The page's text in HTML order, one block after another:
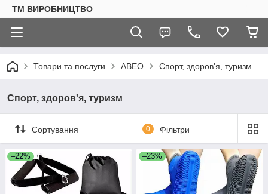
ТМ ВИРОБНИЦТВО
Товари та послуги АВЕО Спорт, здоров'я, туризм
Спорт, здоров'я, туризм
Сортування 0 Фільтри
–22% –23%